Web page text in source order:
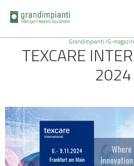
Grandimpianti /G-
TEXCARE
2024